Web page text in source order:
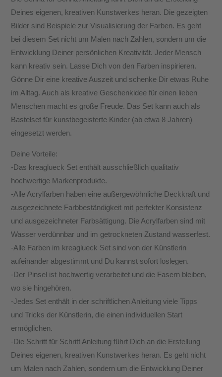
Deines eigenen, kreativen Kunstwerkes heran. Die gezeigten
Bilder sind Beispiele zur Visualisierung der Farben. Es geht
bei diesem Set nicht um Malen nach Zahlen, sondern um die
Entwicklung Deiner persönlichen Kreativität. Jeder Mensch
kann kreativ sein. Lasse Dich von den Farben inspirieren.
Gönne Dir eine kreative Auszeit und schenke Dir etwas Ruhe
im Alltag. Auch als kreative Geschenkidee für einen lieben
Menschen macht es große Freude. Das Set kann auch als
Bastelset für kunstbegeisterte Kinder (ab etwa 8 Jahren)
eingesetzt werden.
Deine Vorteile:
-Das kreaglueck Set enthält ausschließlich qualitativ
hochwertige Markenprodukte.
-Alle Acrylfarben haben eine außergewöhnliche Deckkraft und
ausgezeichnete Farbbeständigkeit mit perfekter Konsistenz
und ausgezeichneter Farbsättigung. Die Acrylfarben sind mit
Wasser verdünnbar und im getrockneten Zustand wasserfest.
-Alle Farben im kreaglueck Set sind von der Künstlerin
aufeinander abgestimmt und Du kannst sofort loslegen.
-Der Pinsel ist hochwertig verarbeitet und die Fasern bleiben,
wo sie hingehören.
-Jedes Set enthält in der schriftlichen Anleitung viele Tipps
und Tricks der Künstlerin, die einen individuellen Start
ermöglichen.
-Die Schritt für Schritt Anleitung führt Dich an die Erstellung
Deines eigenen, kreativen Kunstwerkes heran. Es geht nicht
um Malen nach Zahlen, sondern um die Entwicklung Deiner